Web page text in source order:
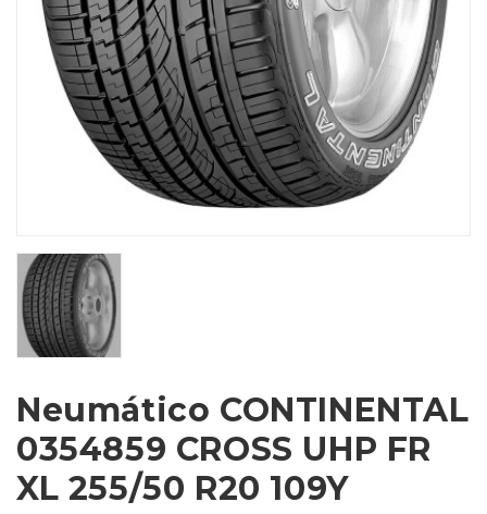
Neumático CONTINENTAL
0354859 CROSS UHP FR
XL 255/50 R20 109Y